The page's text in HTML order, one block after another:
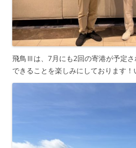
飛鳥Ⅲは、7月にも2回の寄港が予定
できることを楽しみにしております！